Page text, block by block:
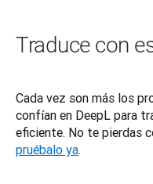
Traduce con
Cada vez son más los
confían en DeepL para
pruébalo ya.